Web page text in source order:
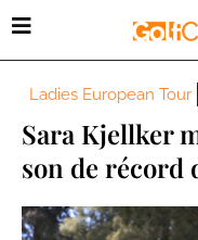
Ladies European Tour
Sara Kjellker
son de récord